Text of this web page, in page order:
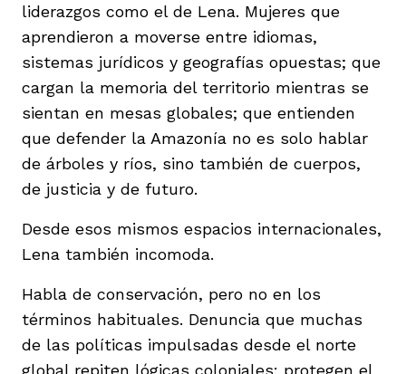
liderazgos como el de Lena. Mujeres que
aprendieron a moverse entre idiomas,
sistemas jurídicos y geografías opuestas; que
cargan la memoria del territorio mientras se
sientan en mesas globales; que entienden
que defender la Amazonía no es solo hablar
de árboles y ríos, sino también de cuerpos,
de justicia y de futuro.
Desde esos mismos espacios internacionales,
Lena también incomoda.
Habla de conservación, pero no en los
términos habituales. Denuncia que muchas
de las políticas impulsadas desde el norte
global repiten lógicas coloniales: protegen el